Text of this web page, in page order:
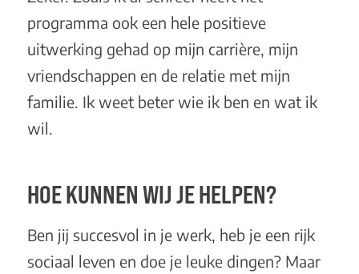
programma ook een hele positieve
uitwerking gehad op mijn carrière, mijn
vriendschappen en de relatie met mijn
familie. Ik weet beter wie ik ben en wat ik
wil.
HOE KUNNEN WIJ JE HELPEN?
Ben jij succesvol in je werk, heb je een rijk
sociaal leven en doe je leuke dingen? Maar